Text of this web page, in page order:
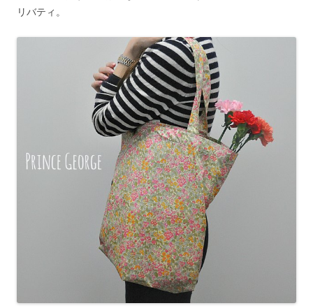
リバティ。